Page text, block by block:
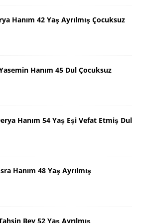
Hanım 42 Yaş Ayrılmış Çocuksuz
Hanım 45 Dul Çocuksuz
Hanım 54 Yaş Eşi Vefat Etmiş Dul
Hanım 48 Yaş Ayrılmış
Bey 52 Yaş Ayrılmış